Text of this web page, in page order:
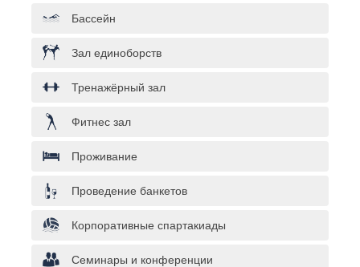
Бассейн
Зал единоборств
Тренажёрный зал
Фитнес зал
Проживание
Проведение банкетов
Корпоративные спартакиады
Семинары и конференции